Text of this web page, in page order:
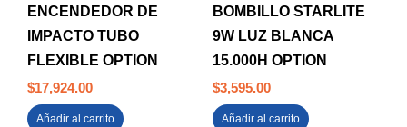
ENCENDEDOR DE
IMPACTO TUBO
FLEXIBLE OPTION
$17,924.00
Añadir al carrito
BOMBILLO STARLITE
9W LUZ BLANCA
15.000H OPTION
$3,595.00
Añadir al carrito